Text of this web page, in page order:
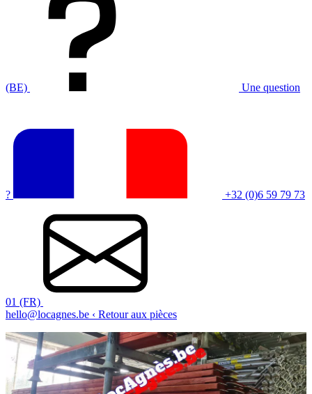
(BE) Une question
? +32 (0)6 59 79 73
01 (FR)
hello@locagnes.be ‹ Retour aux pièces